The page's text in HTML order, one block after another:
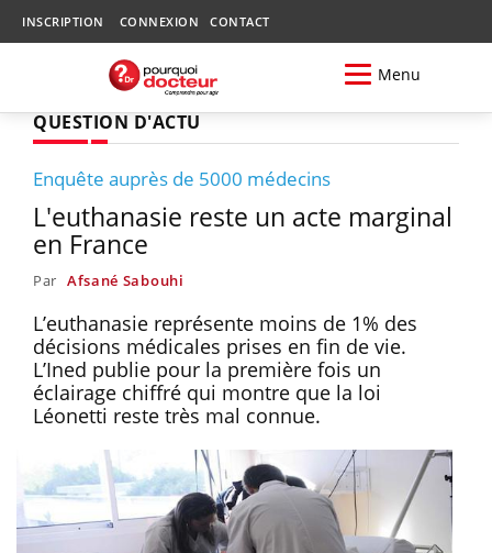
INSCRIPTION CONNEXION CONTACT
Menu
QUESTION D'ACTU
Enquête auprès de 5000 médecins
L'euthanasie reste un acte marginal
en France
Par Afsané Sabouhi
L’euthanasie représente moins de 1% des
décisions médicales prises en fin de vie.
L’Ined publie pour la première fois un
éclairage chiffré qui montre que la loi
Léonetti reste très mal connue.